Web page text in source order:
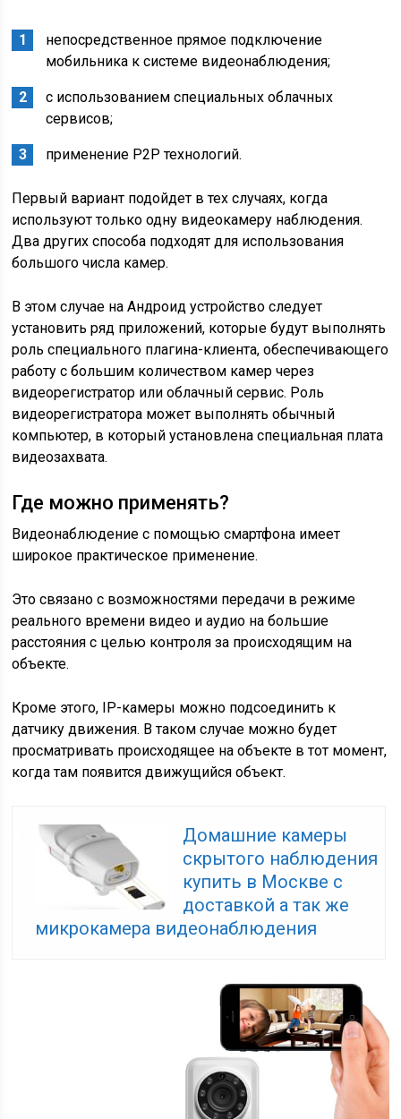
непосредственное прямое подключение
мобильника к системе видеонаблюдения;
с использованием специальных облачных
сервисов;
применение Р2Р технологий.
Первый вариант подойдет в тех случаях, когда
используют только одну видеокамеру наблюдения.
Два других способа подходят для использования
большого числа камер.
В этом случае на Андроид устройство следует
установить ряд приложений, которые будут выполнять
роль специального плагина-клиента, обеспечивающего
работу с большим количеством камер через
видеорегистратор или облачный сервис. Роль
видеорегистратора может выполнять обычный
компьютер, в который установлена специальная плата
видеозахвата.
Где можно применять?
Видеонаблюдение с помощью смартфона имеет
широкое практическое применение.
Это связано с возможностями передачи в режиме
реального времени видео и аудио на большие
расстояния с целью контроля за происходящим на
объекте.
Кроме этого, IP-камеры можно подсоединить к
датчику движения. В таком случае можно будет
просматривать происходящее на объекте в тот момент,
когда там появится движущийся объект.
Домашние камеры
скрытого наблюдения
купить в Москве с
доставкой а так же
микрокамера видеонаблюдения